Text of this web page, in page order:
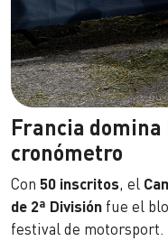
Francia
cronómetro
Con 50 inscritos, el
de 2ª División fue el
festival de motorsport.